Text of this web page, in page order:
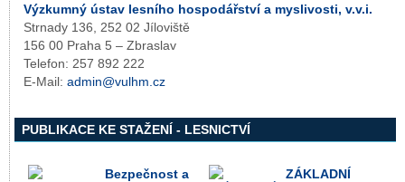
Výzkumný ústav lesního hospodářství a myslivosti, v.v.i.
Strnady 136, 252 02 Jíloviště
156 00 Praha 5 – Zbraslav
Telefon: 257 892 222
E-Mail: admin@vulhm.cz
PUBLIKACE KE STAŽENÍ - LESNICTVÍ
Bezpečnost a
ZÁKLADNÍ